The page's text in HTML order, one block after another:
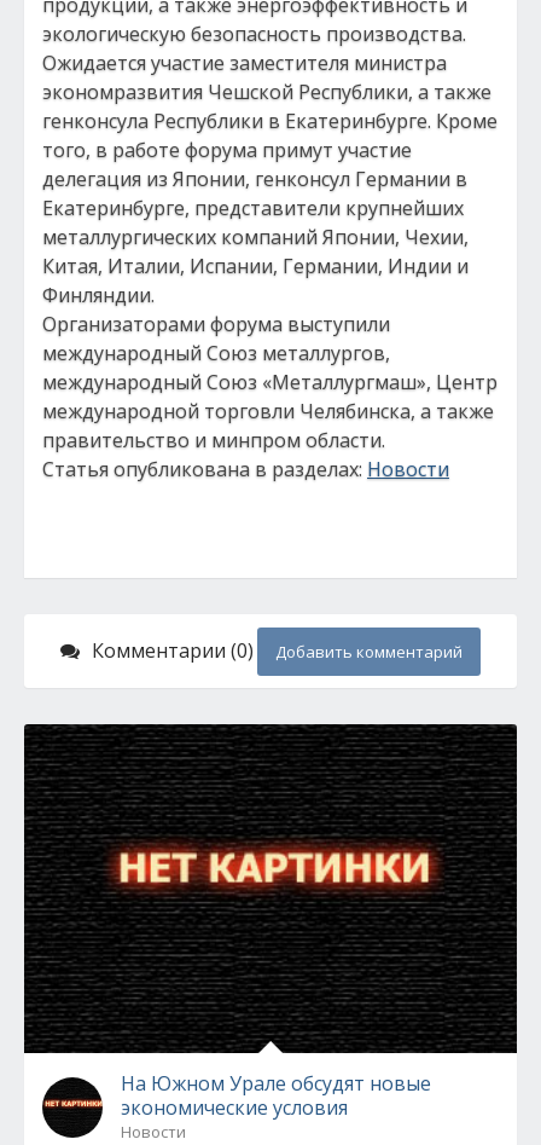
экологическую безопасность производства.
Ожидается участие заместителя министра
экономразвития Чешской Республики, а также
генконсула Республики в Екатеринбурге. Кроме
того, в работе форума примут участие
делегация из Японии, генконсул Германии в
Екатеринбурге, представители крупнейших
металлургических компаний Японии, Чехии,
Китая, Италии, Испании, Германии, Индии и
Финляндии.
Организаторами форума выступили
международный Союз металлургов,
международный Союз «Металлургмаш», Центр
международной торговли Челябинска, а также
правительство и минпром области.
Статья опубликована в разделах: Новости
Комментарии (0) Добавить комментарий
На Южном Урале обсудят новые
экономические условия
Новости